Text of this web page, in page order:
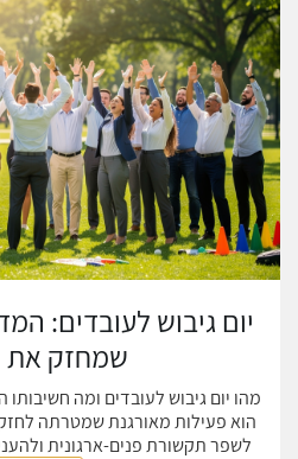
יום גיבוש לעובדים:
שמחזק את
מהו יום גיבוש לעובדים ומה חשיבותו
הוא פעילות מאורגנת שמטרתה
לשפר תקשורת פנים-ארגונית